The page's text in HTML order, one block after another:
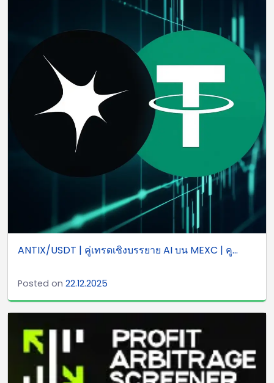
ANTIX/USDT | คู่เทรดเชิงบรรยาย AI บน MEXC | คู...
Posted on 22.12.2025